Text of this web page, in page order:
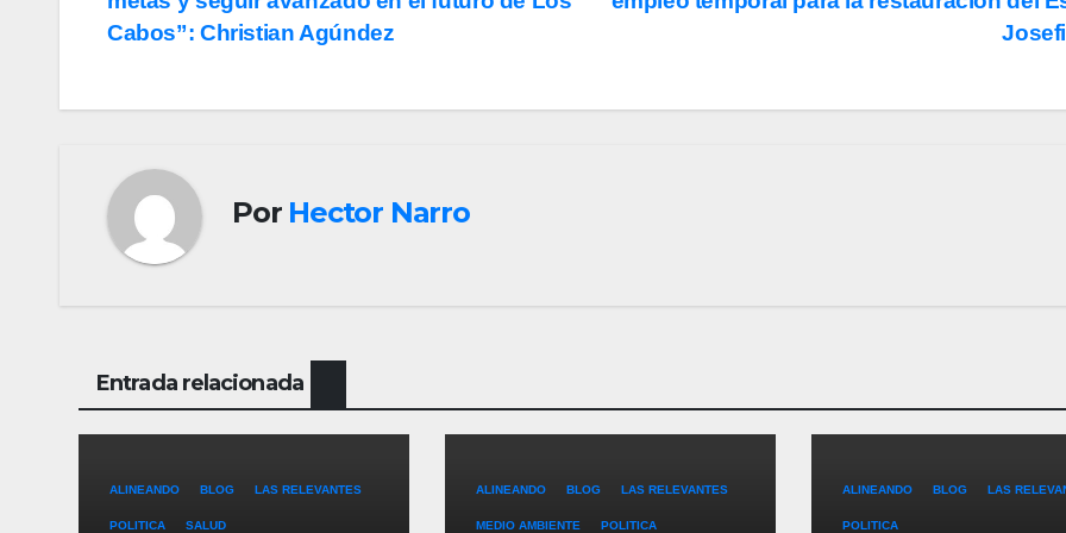
de
Cabos”: Christian Agúndez
Por Hector Narro
Entrada relacionada
ALINEANDO BLOG LAS RELEVANTES
POLITICA SALUD
ALINEANDO BLOG LAS RELEVANTES
MEDIO AMBIENTE POLITICA
ALINEANDO BLOG LAS
POLITICA